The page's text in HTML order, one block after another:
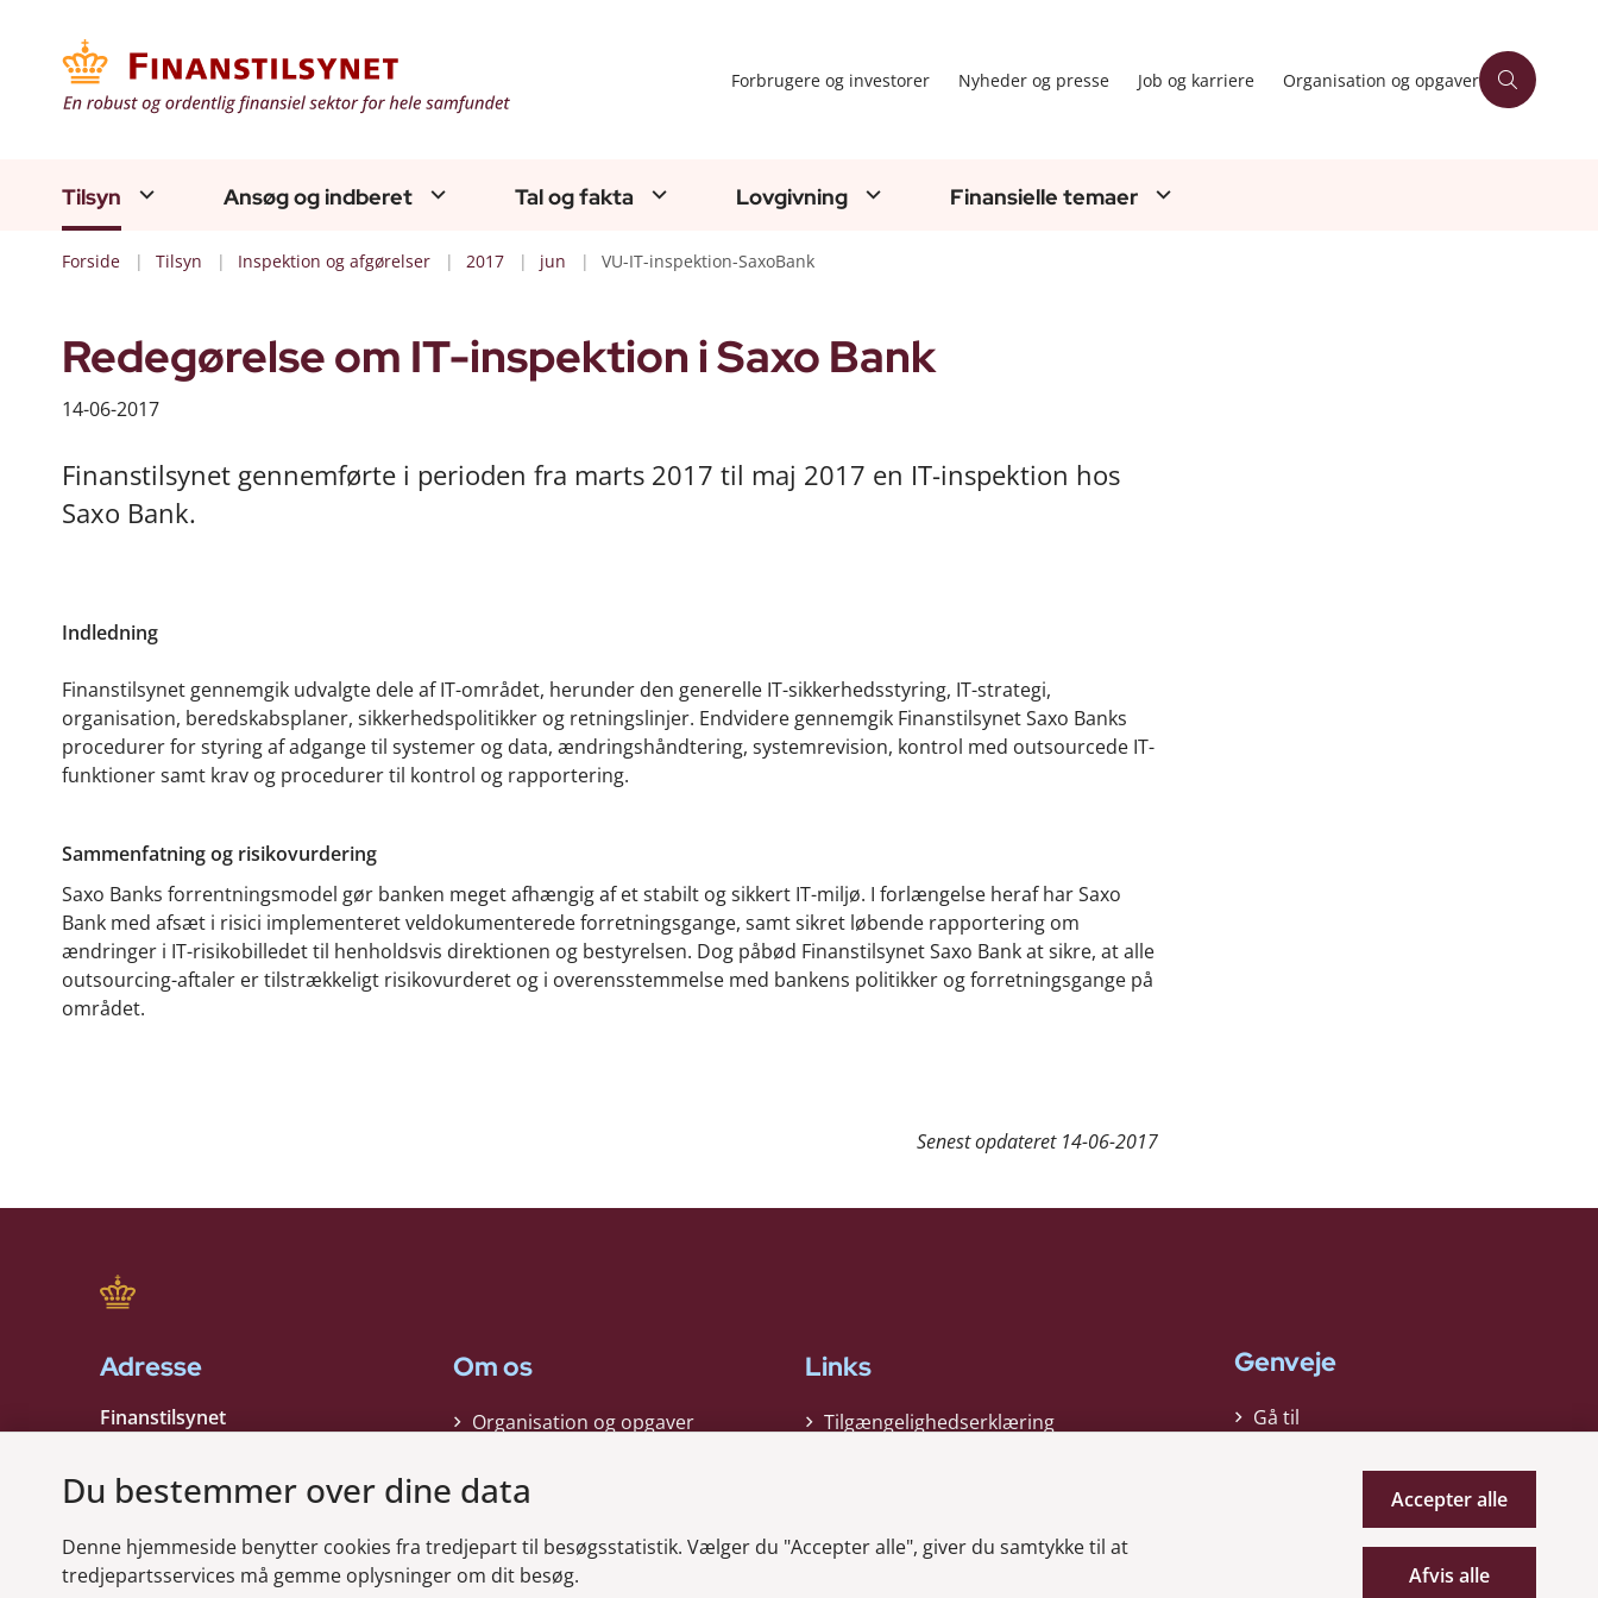
Forbrugere og investorer Nyheder og presse Job og karriere Organisation og opgaver
Tilsyn Ansøg og indberet Tal og fakta Lovgivning Finansielle temaer
Forside Tilsyn Inspektion og afgørelser 2017 jun VU-IT-inspektion-SaxoBank
Redegørelse om IT-inspektion i Saxo Bank
14-06-2017
Finanstilsynet gennemførte i perioden fra marts 2017 til maj 2017 en IT-inspektion hos
Saxo Bank.
Indledning
Finanstilsynet gennemgik udvalgte dele af IT-området, herunder den generelle IT-sikkerhedsstyring, IT-strategi,
organisation, beredskabsplaner, sikkerhedspolitikker og retningslinjer. Endvidere gennemgik Finanstilsynet Saxo Banks
procedurer for styring af adgange til systemer og data, ændringshåndtering, systemrevision, kontrol med outsourcede IT-
funktioner samt krav og procedurer til kontrol og rapportering.
Sammenfatning og risikovurdering
Saxo Banks forrentningsmodel gør banken meget afhængig af et stabilt og sikkert IT-miljø. I forlængelse heraf har Saxo
Bank med afsæt i risici implementeret veldokumenterede forretningsgange, samt sikret løbende rapportering om
ændringer i IT-risikobilledet til henholdsvis direktionen og bestyrelsen. Dog påbød Finanstilsynet Saxo Bank at sikre, at alle
outsourcing-aftaler er tilstrækkeligt risikovurderet og i overensstemmelse med bankens politikker og forretningsgange på
området.
Senest opdateret 14-06-2017
Adresse
Finanstilsynet
1401 København K
CVR nummer:10598184
Om os
Organisation og opgaver
Kontakt
Modtag nyheder
Links
Tilgængelighedserklæring
Whistleblower
Genveje
Gå til
Du bestemmer over dine data
Denne hjemmeside benytter cookies fra tredjepart til besøgsstatistik. Vælger du "Accepter alle", giver du samtykke til at
tredjepartsservices må gemme oplysninger om dit besøg.
Accepter alle
Afvis alle